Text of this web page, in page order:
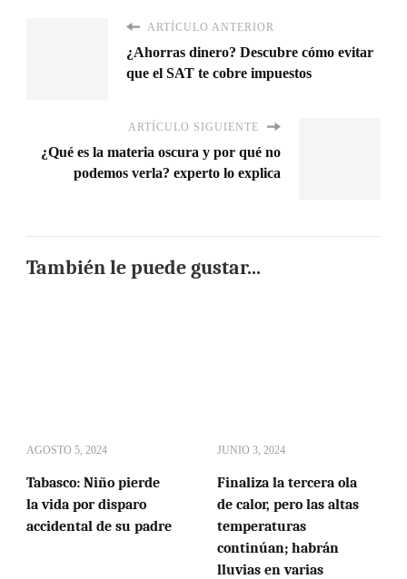
ARTÍCULO ANTERIOR
¿Ahorras dinero? Descubre cómo evitar
que el SAT te cobre impuestos
ARTÍCULO SIGUIENTE
¿Qué es la materia oscura y por qué no
podemos verla? experto lo explica
También le puede gustar...
AGOSTO 5, 2024
Tabasco: Niño pierde
la vida por disparo
accidental de su padre
JUNIO 3, 2024
Finaliza la tercera ola
de calor, pero las altas
temperaturas
continúan; habrán
lluvias en varias